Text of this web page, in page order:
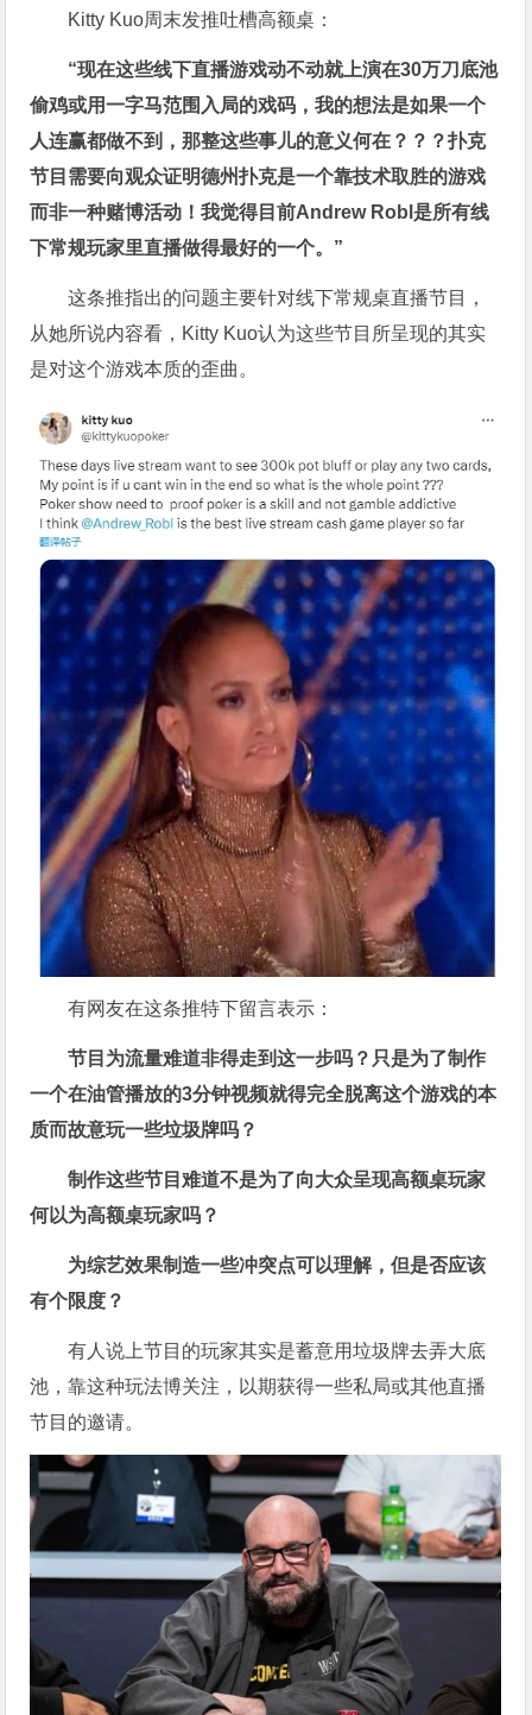
Kitty Kuo周末发推吐槽高额桌：
“现在这些线下直播游戏动不动就上演在30万刀底池
偷鸡或用一字马范围入局的戏码，我的想法是如果一个
人连赢都做不到，那整这些事儿的意义何在？？？扑克
节目需要向观众证明德州扑克是一个靠技术取胜的游戏
而非一种赌博活动！我觉得目前Andrew Robl是所有线
下常规玩家里直播做得最好的一个。”
这条推指出的问题主要针对线下常规桌直播节目，
从她所说内容看，Kitty Kuo认为这些节目所呈现的其实
是对这个游戏本质的歪曲。
有网友在这条推特下留言表示：
节目为流量难道非得走到这一步吗？只是为了制作
一个在油管播放的3分钟视频就得完全脱离这个游戏的本
质而故意玩一些垃圾牌吗？
制作这些节目难道不是为了向大众呈现高额桌玩家
何以为高额桌玩家吗？
为综艺效果制造一些冲突点可以理解，但是否应该
有个限度？
有人说上节目的玩家其实是蓄意用垃圾牌去弄大底
池，靠这种玩法博关注，以期获得一些私局或其他直播
节目的邀请。